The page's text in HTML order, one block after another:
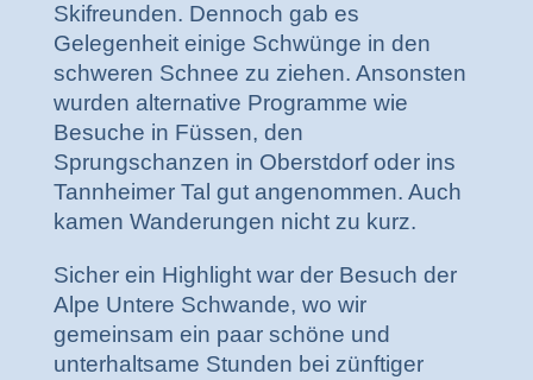
Skifreunden. Dennoch gab es
Gelegenheit einige Schwünge in den
schweren Schnee zu ziehen. Ansonsten
wurden alternative Programme wie
Besuche in Füssen, den
Sprungschanzen in Oberstdorf oder ins
Tannheimer Tal gut angenommen. Auch
kamen Wanderungen nicht zu kurz.
Sicher ein Highlight war der Besuch der
Alpe Untere Schwande, wo wir
gemeinsam ein paar schöne und
unterhaltsame Stunden bei zünftiger